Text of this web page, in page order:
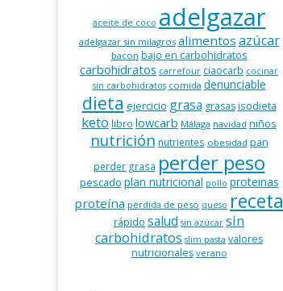
aceite de coco adelgazar
adelgazar sin milagros alimentos azúcar
bacon bajo en carbohidratos
carbohidratos carrefour ciaocarb cocinar
sin carbohidratos comida denunciable
dieta ejercicio grasa grasas isodieta
keto libro lowcarb Málaga navidad niños
nutrición nutrientes obesidad pan
perder grasa perder peso
pescado plan nutricional pollo proteinas
proteína pérdida de peso queso receta
rápido salud sin azúcar sin
carbohidratos slim pasta valores
nutricionales verano